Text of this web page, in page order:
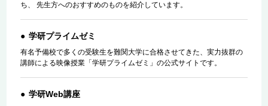
ち、 先生方へのおすすめのものを紹介しています。
学研プライムゼミ
有名予備校で多くの受験生を難関大学に合格させてきた、実力抜群の
講師による映像授業「学研プライムゼミ」の公式サイトです。
学研Web講座